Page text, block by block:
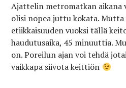
Ajattelin metromatkan aikana
olisi nopea juttu kokata. Mutta
etiikkaisuuden vuoksi tällä
haudutusaika, 45 minuuttia.
on. Poreilun ajan voi tehdä
vaikkapa siivota keittiön